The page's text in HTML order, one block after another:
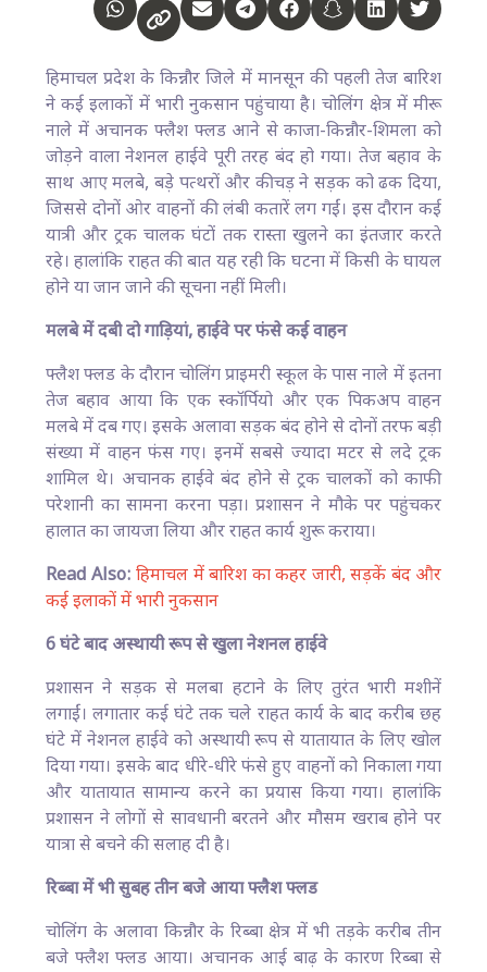
हिमाचल प्रदेश के किन्नौर जिले में मानसून की पहली तेज बारिश
ने कई इलाकों में भारी नुकसान पहुंचाया है। चोलिंग क्षेत्र में मीरू
नाले में अचानक फ्लैश फ्लड आने से काजा-किन्नौर-शिमला को
जोड़ने वाला नेशनल हाईवे पूरी तरह बंद हो गया। तेज बहाव के
साथ आए मलबे, बड़े पत्थरों और कीचड़ ने सड़क को ढक दिया,
जिससे दोनों ओर वाहनों की लंबी कतारें लग गईं। इस दौरान कई
यात्री और ट्रक चालक घंटों तक रास्ता खुलने का इंतजार करते
रहे। हालांकि राहत की बात यह रही कि घटना में किसी के घायल
होने या जान जाने की सूचना नहीं मिली।
मलबे में दबी दो गाड़ियां, हाईवे पर फंसे कई वाहन
फ्लैश फ्लड के दौरान चोलिंग प्राइमरी स्कूल के पास नाले में इतना
तेज बहाव आया कि एक स्कॉर्पियो और एक पिकअप वाहन
मलबे में दब गए। इसके अलावा सड़क बंद होने से दोनों तरफ बड़ी
संख्या में वाहन फंस गए। इनमें सबसे ज्यादा मटर से लदे ट्रक
शामिल थे। अचानक हाईवे बंद होने से ट्रक चालकों को काफी
परेशानी का सामना करना पड़ा। प्रशासन ने मौके पर पहुंचकर
हालात का जायजा लिया और राहत कार्य शुरू कराया।
Read Also: हिमाचल में बारिश का कहर जारी, सड़कें बंद और
कई इलाकों में भारी नुकसान
6 घंटे बाद अस्थायी रूप से खुला नेशनल हाईवे
प्रशासन ने सड़क से मलबा हटाने के लिए तुरंत भारी मशीनें
लगाईं। लगातार कई घंटे तक चले राहत कार्य के बाद करीब छह
घंटे में नेशनल हाईवे को अस्थायी रूप से यातायात के लिए खोल
दिया गया। इसके बाद धीरे-धीरे फंसे हुए वाहनों को निकाला गया
और यातायात सामान्य करने का प्रयास किया गया। हालांकि
प्रशासन ने लोगों से सावधानी बरतने और मौसम खराब होने पर
यात्रा से बचने की सलाह दी है।
रिब्बा में भी सुबह तीन बजे आया फ्लैश फ्लड
चोलिंग के अलावा किन्नौर के रिब्बा क्षेत्र में भी तड़के करीब तीन
बजे फ्लैश फ्लड आया। अचानक आई बाढ़ के कारण रिब्बा से